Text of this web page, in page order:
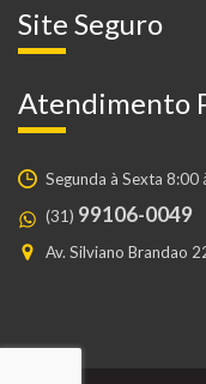
Site Seguro
Atendimento
Segunda à Sexta
(31) 99106-0049
Av. Silviano Brandao